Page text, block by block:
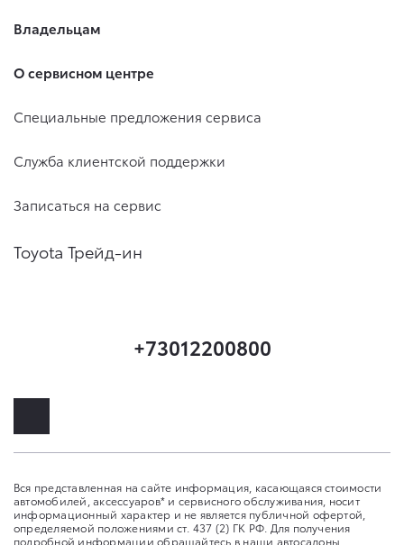
Владельцам
О сервисном центре
Специальные предложения сервиса
Служба клиентской поддержки
Записаться на сервис
Toyota Трейд-ин
+73012200800
Вся представленная на сайте информация, касающаяся стоимости
автомобилей, аксессуаров* и сервисного обслуживания, носит
информационный характер и не является публичной офертой,
определяемой положениями ст. 437 (2) ГК РФ. Для получения
подробной информации обращайтесь в наши автосалоны.